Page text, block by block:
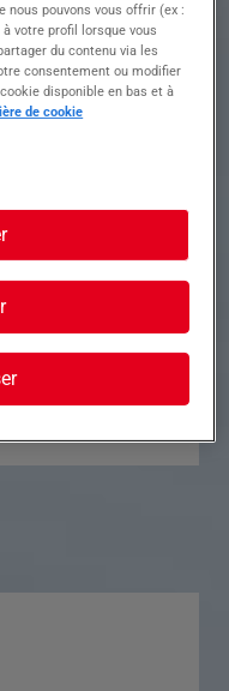
Annonce n°
offre
nous pouvons vous offrir (ex :
votre profil lorsque vous
du contenu via les
consentement ou modifier
disponible en bas et à
de cookie